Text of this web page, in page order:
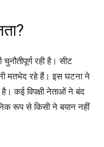
रही है। सीट
मतभेद रहे हैं। इस घटना ने
कई विपक्षी नेताओं ने बंद
रूप से किसी ने बयान नहीं